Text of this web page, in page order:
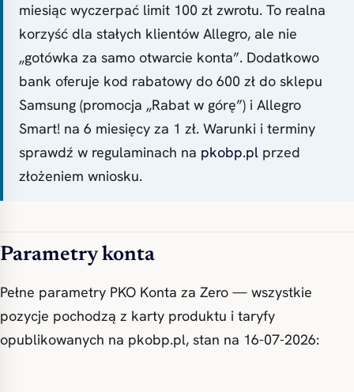
miesiąc wyczerpać limit 100 zł zwrotu. To realna
korzyść dla stałych klientów Allegro, ale nie
„gotówka za samo otwarcie konta”. Dodatkowo
bank oferuje kod rabatowy do 600 zł do sklepu
Samsung (promocja „Rabat w górę”) i Allegro
Smart! na 6 miesięcy za 1 zł. Warunki i terminy
sprawdź w regulaminach na pkobp.pl przed
złożeniem wniosku.
Parametry konta
Pełne parametry PKO Konta za Zero — wszystkie
pozycje pochodzą z karty produktu i taryfy
opublikowanych na pkobp.pl, stan na 16-07-2026: